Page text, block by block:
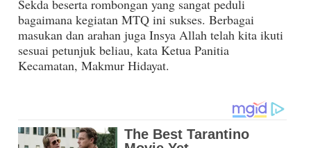
Sekda beserta rombongan yang sangat peduli
bagaimana kegiatan MTQ ini sukses. Berbagai
masukan dan arahan juga Insya Allah telah kita ikuti
sesuai petunjuk beliau, kata Ketua Panitia
Kecamatan, Makmur Hidayat.